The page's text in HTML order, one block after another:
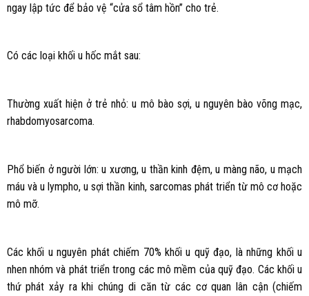
ngay lập tức để bảo vệ “cửa sổ tâm hồn” cho trẻ.
Có các loại khối u hốc mắt sau:
Thường xuất hiện ở trẻ nhỏ: u mô bào sợi, u nguyên bào võng mạc,
rhabdomyosarcoma.
Phổ biến ở người lớn: u xương, u thần kinh đệm, u màng não, u mạch
máu và u lympho, u sợi thần kinh, sarcomas phát triển từ mô cơ hoặc
mô mỡ.
Các khối u nguyên phát chiếm 70% khối u quỹ đạo, là những khối u
nhen nhóm và phát triển trong các mô mềm của quỹ đạo. Các khối u
thứ phát xảy ra khi chúng di căn từ các cơ quan lân cận (chiếm